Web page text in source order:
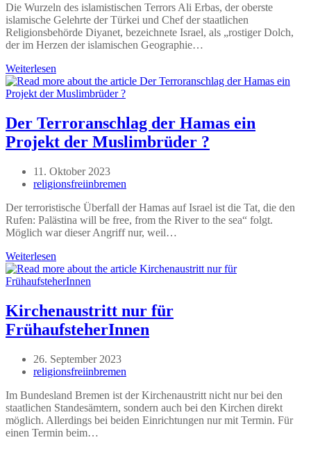
Die Wurzeln des islamistischen Terrors Ali Erbas, der oberste
islamische Gelehrte der Türkei und Chef der staatlichen
Religionsbehörde Diyanet, bezeichnete Israel, als „rostiger Dolch,
der im Herzen der islamischen Geographie…
Weiterlesen
islamistische
Hamas,
Milli
Görüs
Der Terroranschlag der Hamas ein
Projekt der Muslimbrüder ?
Beitrag
veröffentlicht:
11. Oktober 2023
Beitrags-
religionsfreiinbremen
Der terroristische Überfall der Hamas auf Israel ist die Tat, die den
Rufen: Palästina will be free, from the River to the sea“ folgt.
Möglich war dieser Angriff nur, weil…
Weiterlesen
Terroranschlag
der
Projekt
der
?
Kirchenaustritt nur für
FrühaufsteherInnen
Beitrag
veröffentlicht:
26. September 2023
Beitrags-
religionsfreiinbremen
Im Bundesland Bremen ist der Kirchenaustritt nicht nur bei den
staatlichen Standesämtern, sondern auch bei den Kirchen direkt
möglich. Allerdings bei beiden Einrichtungen nur mit Termin. Für
einen Termin beim…